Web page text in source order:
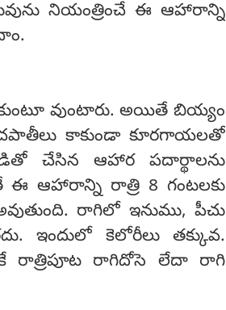
నియంత్రించే ఈ ఆహారాన్ని
వుంటారు. అయితే బియ్యం
కాకుండా కూరగాయలతో
చేసిన ఆహార పదార్థాలను
ఈ ఆహారాన్ని రాత్రి 8 గంటలకు
రాగిలో ఇనుము, పీచు
ఇందులో కెలోరీలు తక్కువ.
రాత్రిపూట రాగిదోసె లేదా రాగి